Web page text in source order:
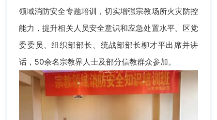
领域消防安全专题培训，切实增强宗教场所火灾防控
能力，提升相关人员安全意识和应急处置水平。区党
委委员、组织部部长、统战部部长柳才平出席并讲
话，50余名宗教界人士及部分信教群众参加。